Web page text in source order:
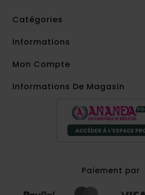
Catégories
Informations
Mon Compte
Informations De Magasin
Paiement par